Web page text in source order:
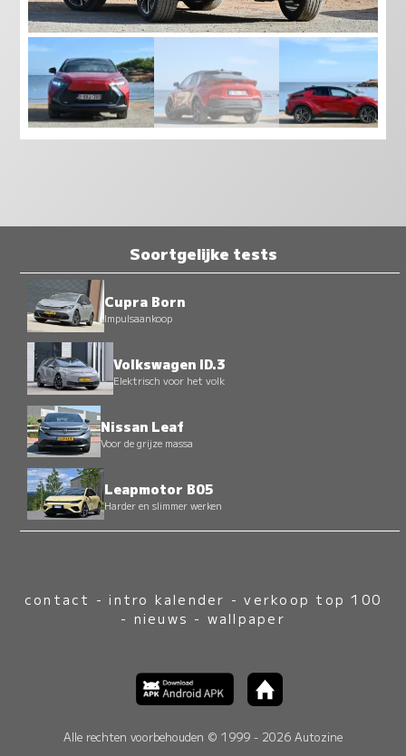
Soortgelijke tests
Cupra Born
Impulsaankoop
Volkswagen ID.3
Elektrisch voor het volk
Nissan Leaf
Voor de grijze massa
Leapmotor B05
Harder en slimmer werken
contact -intro kalender -verkoop top 100
- nieuws - wallpaper
Alle rechten voorbehouden © 1999 - 2026 Autozine